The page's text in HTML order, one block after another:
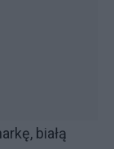
białą